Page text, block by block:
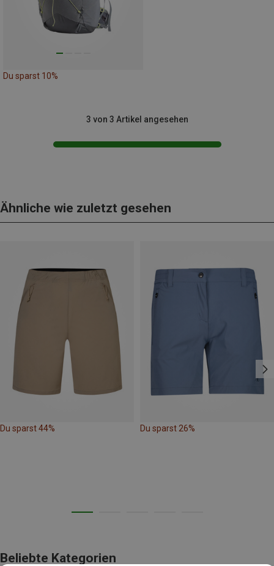
Du sparst 10%
3 von 3 Artikel angesehen
Ähnliche wie zuletzt gesehen
Du sparst 44% Du sparst 26%
Beliebte Kategorien